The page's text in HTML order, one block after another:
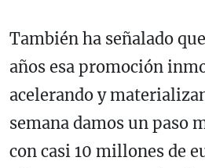
También ha señalado
años esa promoción
acelerando y
semana damos un paso
con casi 10 millones de